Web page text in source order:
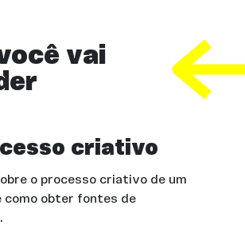
vai
criativo
o processo criativo de um
como obter fontes de